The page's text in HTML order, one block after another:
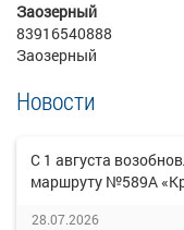
Заозерный
83916540888
Заозерный
Новости
С 1 августа
маршруту №589А
28.07.2026